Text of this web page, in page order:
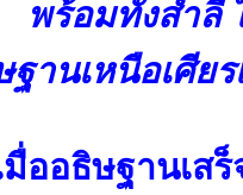
พร้อมทั้งสำลี
ฐานเหนือเศีย
มื่ออธิษฐานเส